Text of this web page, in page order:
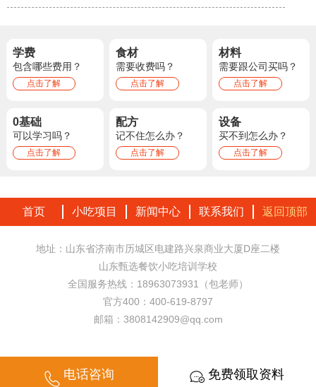
学费
包含哪些费用？
点击了解
食材
需要收费吗？
点击了解
材料
需要跟公司买吗？
点击了解
0基础
可以学习吗？
点击了解
配方
记不住怎么办？
点击了解
设备
买不到怎么办？
点击了解
首页 小吃项目 新闻中心 联系我们 返回顶部
地址：山东省济南市历城区电建路兴泉商业大厦D座二楼
山东甄选餐饮小吃培训学校
全国服务热线：18963073931（包老师）
官方400：400-619-8797
邮箱：3808142909@qq.com
电话咨询 免费领取资料